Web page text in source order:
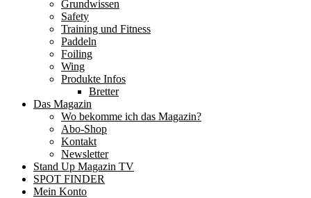
Grundwissen
Safety
Training und Fitness
Paddeln
Foiling
Wing
Produkte Infos
Bretter
Das Magazin
Wo bekomme ich das Magazin?
Abo-Shop
Kontakt
Newsletter
Stand Up Magazin TV
SPOT FINDER
Mein Konto